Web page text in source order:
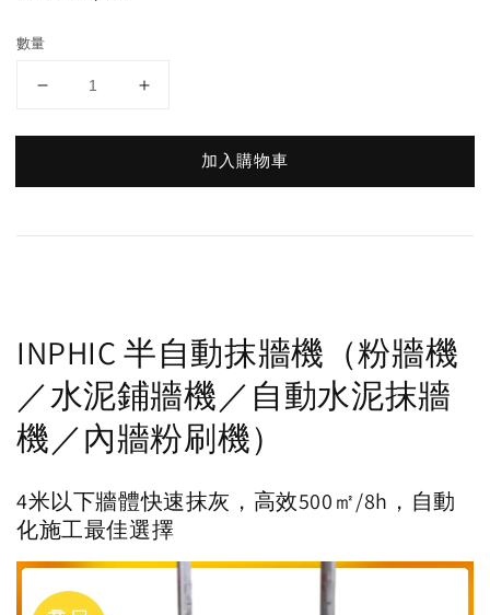
數量
加入購物車
INPHIC 半自動抹牆機（粉牆機
／水泥鋪牆機／自動水泥抹牆
機／內牆粉刷機）
4米以下牆體快速抹灰，高效500㎡/8h，自動
化施工最佳選擇